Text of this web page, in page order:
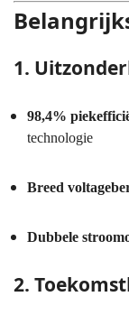
1.
98,4%
technologie
Breed
Dubbele
2.